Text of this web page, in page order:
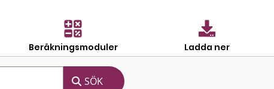
Beräkningsmoduler Ladda ner